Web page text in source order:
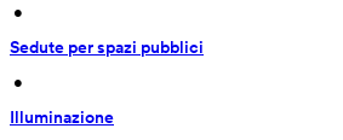
•
Sedute per spazi pubblici
•
Illuminazione